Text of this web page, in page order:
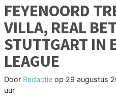
FEYENOORD
VILLA, REAL
STUTTGART IN
LEAGUE
Door Redactie op 29 augustus
uur